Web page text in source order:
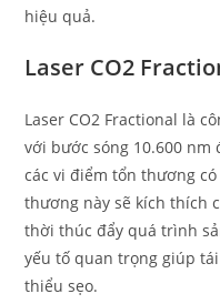
hiệu quả.
Laser CO2
Laser CO2 Fractional là
với bước sóng 10.600 nm
các vi điểm tổn thương
thương này sẽ kích thích
thời thúc đẩy quá trình
yếu tố quan trọng giúp
thiểu sẹo.